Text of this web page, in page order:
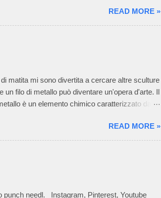
signora Graziella, Il Neonato di Graziella , è
il suo mondo incantato ha affascinato anche
dei capi dell’azienda consiste
singolo pezzo del prodotto già nella taglia
varie parti per poi assemblarle. In questo
READ MORE »
matita mi sono divertita a cercare altre sculture
filo di metallo può diventare un'opera d'arte. Il
è un elemento chimico caratterizzato da
alla creazione di opere aventi valore
Le tecniche di lavorazione sono elaborate in un
di lamine di metallo giunge alle tecniche di
impiegate, per la loro potenzialità di
Ho selezionato 5 opere, di altrettanti artisti,
READ MORE »
punch needl. Instagram, Pinterest, Youtube